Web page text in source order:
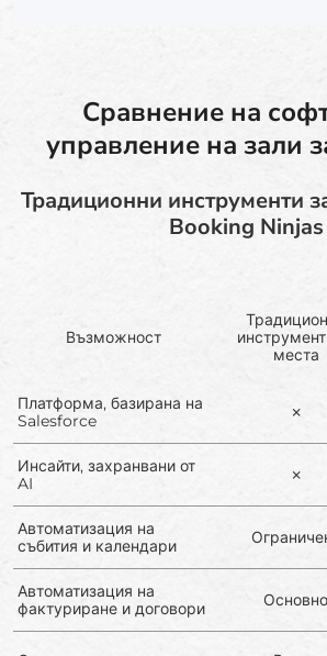
Сравнение на
управление на зали
Традиционни инструменти
Booking Ninjas
Възможност
места
Платформа, базирана на
Salesforce
✗
Инсайти, захранвани от
AI
✗
Автоматизация на
събития и календари
Автоматизация на
фактуриране и договори
Основно